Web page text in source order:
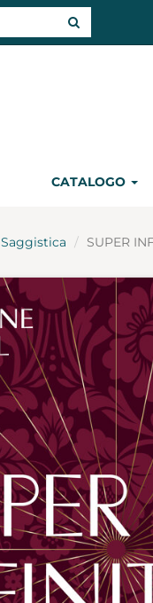
CATALOGO
Saggistica SUPER